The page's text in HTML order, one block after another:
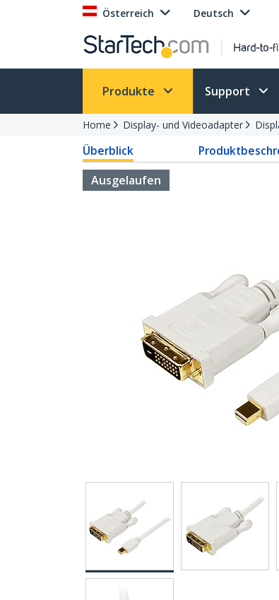
Österreich Deutsch
Produkte Support
Home Display- und Videoadapter
Überblick
Ausgelaufen